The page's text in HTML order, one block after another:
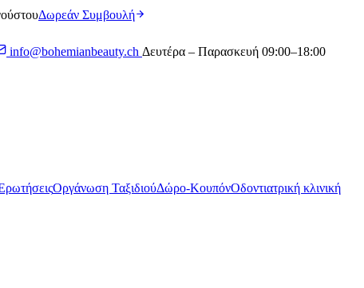
Δωρεάν Συμβουλή
info@bohemianbeauty.ch Δευτέρα – Παρασκευή 09:00–18:00
Οργάνωση ΤαξιδιούΔώρο-ΚουπόνΟδοντιατρική κλινική